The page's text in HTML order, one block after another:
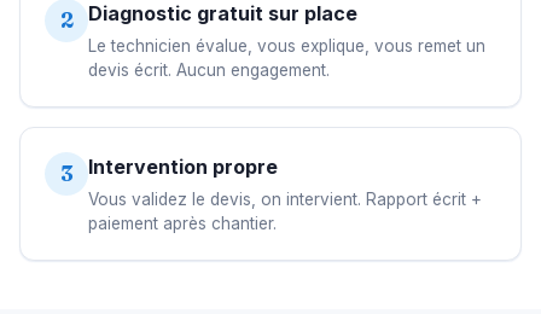
2 Diagnostic gratuit sur place
Le technicien évalue, vous explique, vous remet un
devis écrit. Aucun engagement.
3 Intervention propre
Vous validez le devis, on intervient. Rapport écrit +
paiement après chantier.